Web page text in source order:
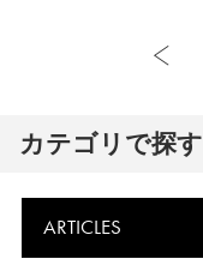
カテゴリで探す
ARTICLES